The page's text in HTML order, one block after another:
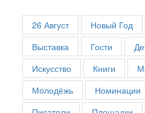
26 Август Новый Год
Выставка
Гости
Искусство
Книги
Молодёжь
Номинации